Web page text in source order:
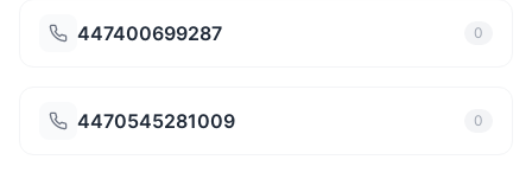
447400699287 0
4470545281009 0